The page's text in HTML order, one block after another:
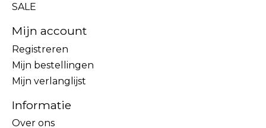
SALE
Mijn account
Registreren
Mijn bestellingen
Mijn verlanglijst
Informatie
Over ons